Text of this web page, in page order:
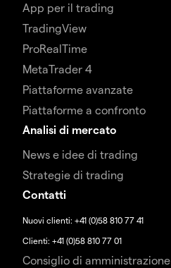
App per il trading
TradingView
ProRealTime
MetaTrader 4
Piattaforme avanzate
Piattaforme a confronto
Analisi di mercato
News e idee di trading
Strategie di trading
Contatti
Nuovi clienti: +41 (0)58 810 77 41
Clienti: +41 (0)58 810 77 01
Consiglio di amministrazione